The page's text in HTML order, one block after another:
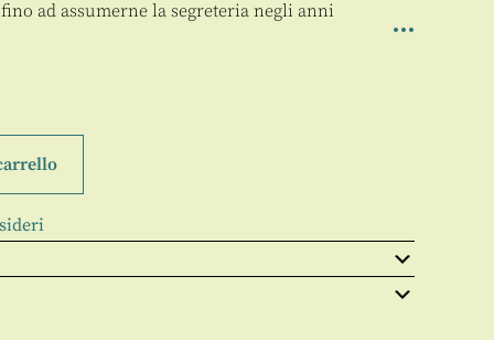
ad assumerne la segreteria negli anni